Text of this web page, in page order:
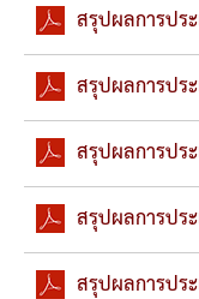
วิสัยทัศน์
ยุทธศาสตร์
ประวัตินายก
รายการ อบ
สรุปผลการปร
สรุปผลการปร
สรุปผลการปร
สรุปผลการปร
สรุปผลการปร